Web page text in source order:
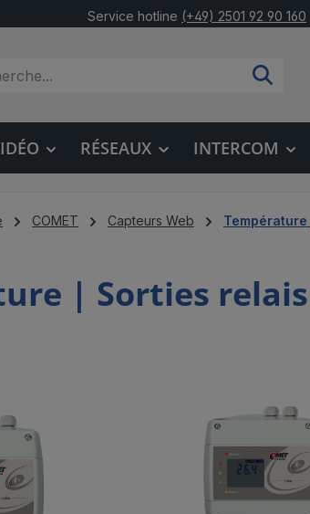
Service hotline (+49) 2501 92 90 160
RÉSEAUX INTERCOM
COMET Capteurs Web
| Sorties relais